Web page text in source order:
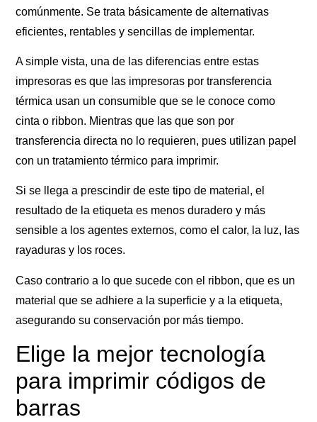
comúnmente. Se trata básicamente de alternativas
eficientes, rentables y sencillas de implementar.
A simple vista, una de las diferencias entre estas
impresoras es que las impresoras por transferencia
térmica usan un consumible que se le conoce como
cinta o ribbon. Mientras que las que son por
transferencia directa no lo requieren, pues utilizan papel
con un tratamiento térmico para imprimir.
Si se llega a prescindir de este tipo de material, el
resultado de la etiqueta es menos duradero y más
sensible a los agentes externos, como el calor, la luz, las
rayaduras y los roces.
Caso contrario a lo que sucede con el ribbon, que es un
material que se adhiere a la superficie y a la etiqueta,
asegurando su conservación por más tiempo.
Elige la mejor tecnología
para imprimir códigos de
barras